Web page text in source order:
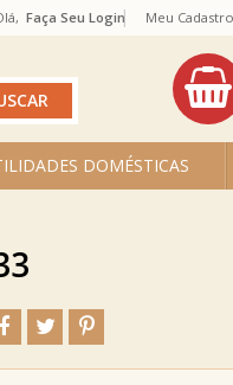
Faça Seu Login
DOMÉSTICAS
Meu Cadastro